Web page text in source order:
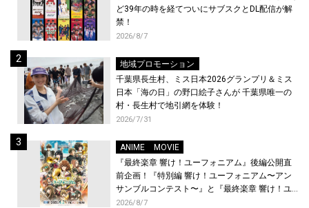
ど39年の時を経てついにサブスクとDL配信が解
禁！
2026/8/7
地域プロモーション
千葉県長生村、ミス日本2026グランプリ＆ミス
日本「海の日」の野口絵子さんが 千葉県唯一の
村・長生村で地引網を体験！
2026/7/31
ANIME
MOVIE
『最終楽章 響け！ユーフォニアム』後編公開直
前企画！『特別編 響け！ユーフォニアム〜アン
サンブルコンテスト〜』と『最終楽章 響け！ユ
ーフォニアム』前編の一挙上映が決定！
2026/8/7